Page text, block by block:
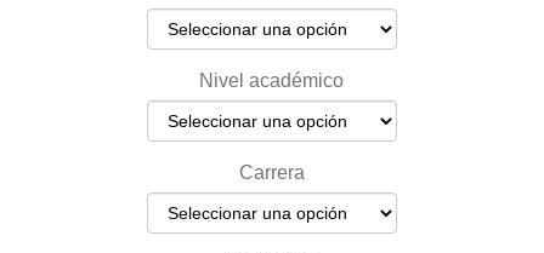
Nivel académico
Carrera